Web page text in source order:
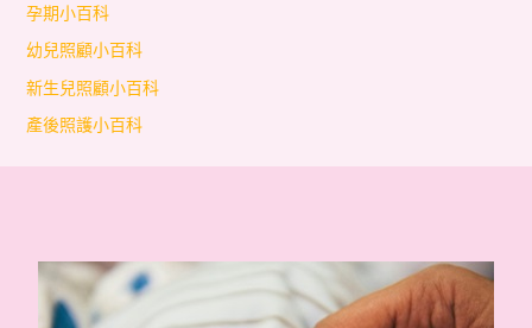
孕期小百科
幼兒照顧小百科
新生兒照顧小百科
產後照護小百科